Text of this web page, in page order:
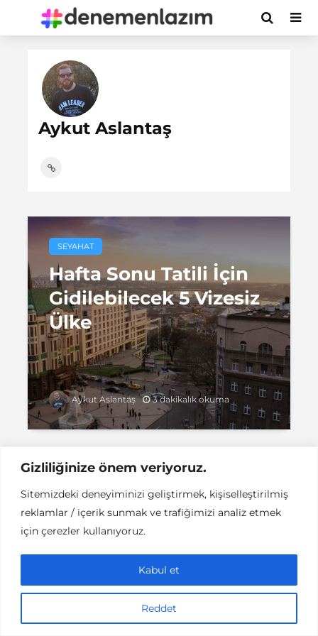
Gizliliğinize önem veriyoruz.
Sitemizdeki deneyiminizi geliştirmek, kişiselleştirilmiş
reklamlar / içerik sunmak ve trafiğimizi analiz etmek
için çerezler kullanıyoruz.
Reddet
Kabul et
Aykut Aslantaş
SEYAHAT
Hafta Sonu Tatili İçin
Gidilebilecek 5 Vizesiz
Ülke
Aykut Aslantaş 3 dakikalık okuma
Instant DCPC © Her Hakkı Saklıdır |İLETİŞİM
This work is licensed under aCreative
Commons Attribution-NonCommercial-NoDerivatives 4.0